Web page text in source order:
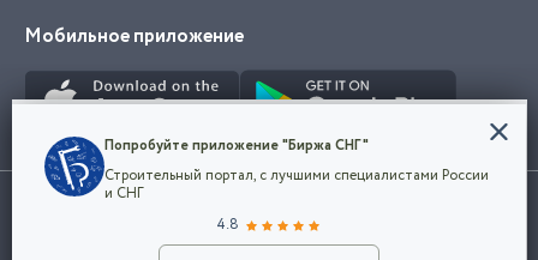
Мобильное приложение
Использование сайта, в том числе подача объявлений, означает
марки представленные на сайте являются собственностью их
Конфиденциальность
Мы используем файлы cookie, чтобы сделать
наш сайт удобным для каждого
Политикой конфиденциальности компании
Попробуйте приложение "Биржа СНГ"
Строительный портал, с лучшими специалистами России
и СНГ
4.8